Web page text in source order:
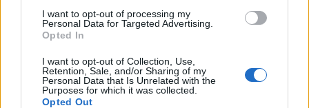
I want to opt-out of processing my
Personal Data for Targeted Advertising.
Opted In
I want to opt-out of Collection, Use,
Retention, Sale, and/or Sharing of my
Personal Data that Is Unrelated with the
Purposes for which it was collected.
Opted Out
Arată rezultatele
Arhiva sondajelor